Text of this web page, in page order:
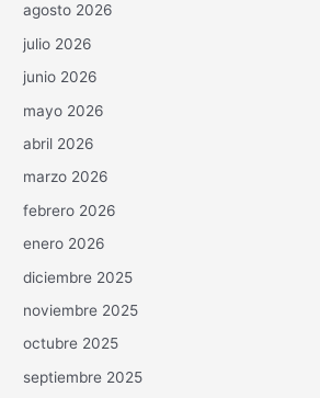
agosto 2026
julio 2026
junio 2026
mayo 2026
abril 2026
marzo 2026
febrero 2026
enero 2026
diciembre 2025
noviembre 2025
octubre 2025
septiembre 2025